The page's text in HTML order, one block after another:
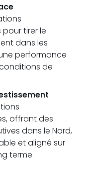
tirer le
dans les
performance
de
offrant des
dans le Nord,
et aligné sur
terme.